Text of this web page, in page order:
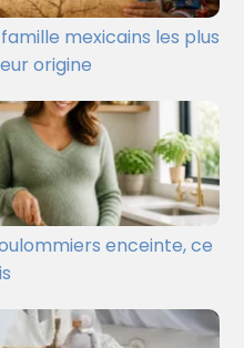
mexicains les plus
origine
enceinte, ce